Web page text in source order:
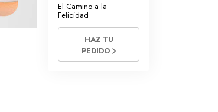
Investigaciones
Los Fundamentos de la Organización
Los Fundamentos de las Relaciones
El Camino a la
Felicidad
HAZ TU
PEDIDO